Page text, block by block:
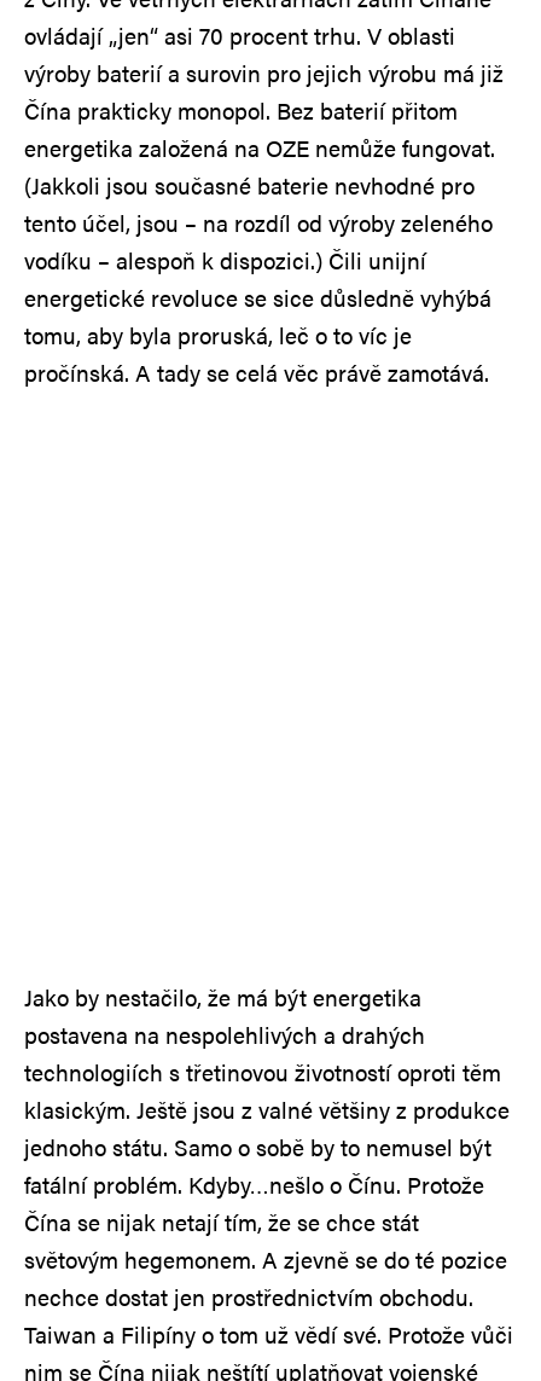
ovládají „jen“ asi 70 procent trhu. V oblasti
výroby baterií a surovin pro jejich výrobu má již
Čína prakticky monopol. Bez baterií přitom
energetika založená na OZE nemůže fungovat.
(Jakkoli jsou současné baterie nevhodné pro
tento účel, jsou – na rozdíl od výroby zeleného
vodíku – alespoň k dispozici.) Čili unijní
energetické revoluce se sice důsledně vyhýbá
tomu, aby byla proruská, leč o to víc je
pročínská. A tady se celá věc právě zamotává.
Jako by nestačilo, že má být energetika
postavena na nespolehlivých a drahých
technologiích s třetinovou životností oproti těm
klasickým. Ještě jsou z valné většiny z produkce
jednoho státu. Samo o sobě by to nemusel být
fatální problém. Kdyby…nešlo o Čínu. Protože
Čína se nijak netají tím, že se chce stát
světovým hegemonem. A zjevně se do té pozice
nechce dostat jen prostřednictvím obchodu.
Taiwan a Filipíny o tom už vědí své. Protože vůči
nim se Čína nijak neštítí uplatňovat vojenské